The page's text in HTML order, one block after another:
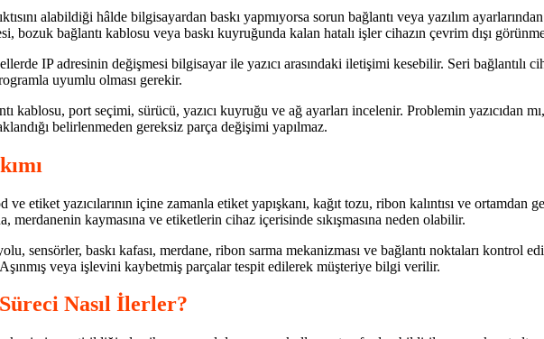
alabildiği hâlde bilgisayardan baskı yapmıyorsa sorun bağlantı veya yazılım
bozuk bağlantı kablosu veya baskı kuyruğunda kalan hatalı işler cihazın çevrim dışı
IP adresinin değişmesi bilgisayar ile yazıcı arasındaki iletişimi kesebilir. Seri bağlantılı
uyumlu olması gerekir.
kablosu, port seçimi, sürücü, yazıcı kuyruğu ve ağ ayarları incelenir. Problemin yazıcıdan
belirlenmeden gereksiz parça değişimi yapılmaz.
ve etiket yazıcılarının içine zamanla etiket yapışkanı, kağıt tozu, ribon kalıntısı ve
merdanenin kaymasına ve etiketlerin cihaz içerisinde sıkışmasına neden olabilir.
sensörler, baskı kafası, merdane, ribon sarma mekanizması ve bağlantı noktaları kontrol
veya işlevini kaybetmiş parçalar tespit edilerek müşteriye bilgi verilir.
Nasıl İlerler?